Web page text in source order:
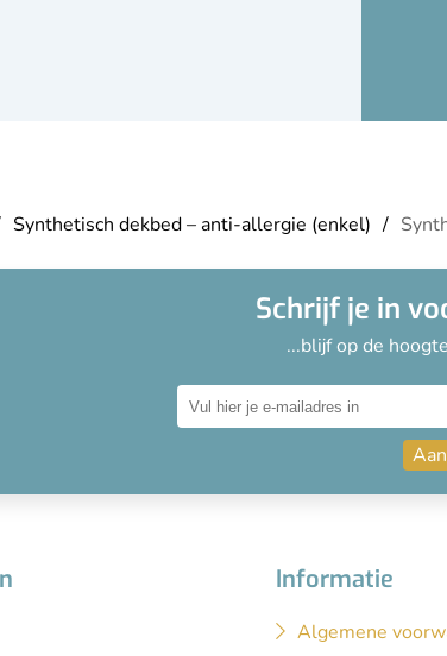
Synthetisch dekbed – anti-allergie (enkel)
Schrijf je in
...blijf op de
Informatie
Algemene